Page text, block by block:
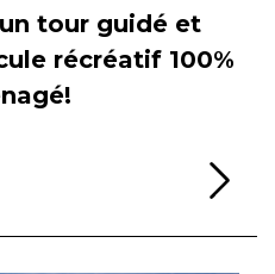
tour guidé et
récréatif 100%